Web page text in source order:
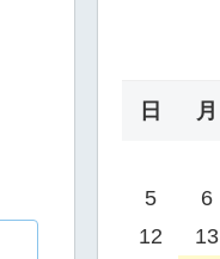
日 月
5
6
12
13